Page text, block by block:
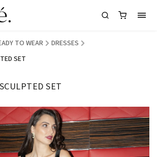
TO WEAR / DRESSES /
SET
SET